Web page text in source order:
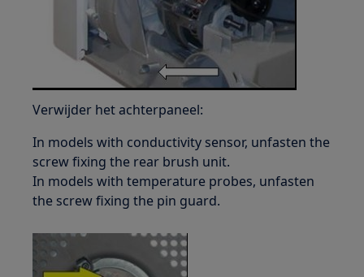
Verwijder het achterpaneel:
In models with conductivity sensor, unfasten the
screw fixing the rear brush unit.
In models with temperature probes, unfasten
the screw fixing the pin guard.